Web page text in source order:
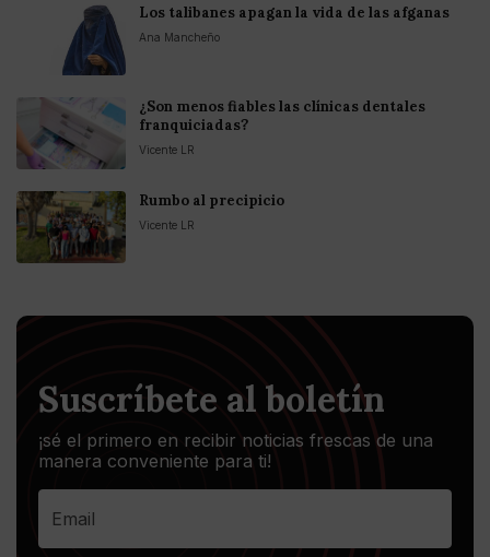
Los talibanes apagan la vida de las afganas
Ana Mancheño
¿Son menos fiables las clínicas dentales
franquiciadas?
Vicente LR
Rumbo al precipicio
Vicente LR
Suscríbete al boletín
¡sé el primero en recibir noticias frescas de una
manera conveniente para ti!